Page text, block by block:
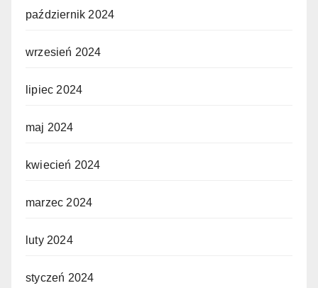
październik 2024
wrzesień 2024
lipiec 2024
maj 2024
kwiecień 2024
marzec 2024
luty 2024
styczeń 2024